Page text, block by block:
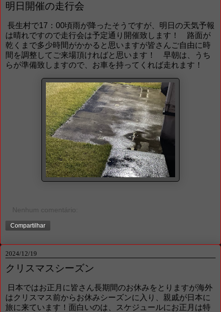
明日開催の走行会
長生村で17：00頃雨が降ったそうですが、明日の天気予報
は晴れですので走行会は予定通り開催致します！ 路面が
乾くまで多少時間がかかると思いますが皆さんご自由に時
間を調整してご来場頂ければと思います！ 早朝は、うち
らが準備致しますので、お車を持ってくれば走れます！
Nenhum comentário:
Compartilhar
2024/12/19
クリスマスシーズン
日本ではお正月に皆さん長期間のお休みをとりますが海外
はクリスマス前からお休みシーズンに入り、親戚が日本に
旅に来ています！面白いのは、スケジュールにお正月は特